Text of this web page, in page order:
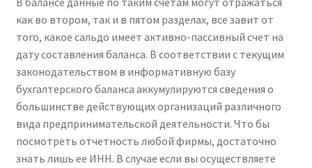
как во втором, так и в пятом разделах, все завит от
того, какое сальдо имеет активно-пассивный счет на
дату составления баланса. В соответствии с текущим
законодательством в информативную базу
бухгалтерского баланса аккумулируются сведения о
большинстве действующих организаций различного
вида предпринимательской деятельности. Что бы
посмотреть отчетность любой фирмы, достаточно
знать лишь ее ИНН. В случае если вы осуществляете